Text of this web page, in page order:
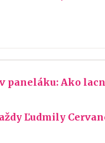
paneláku: Ako
Ľudmily